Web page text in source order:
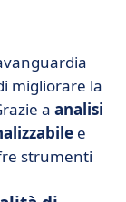
migliorare la
a analisi
e
strumenti